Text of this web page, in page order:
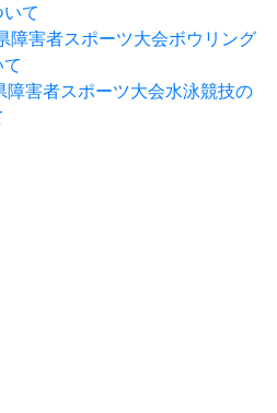
て
害者スポーツ大会ボウリング
害者スポーツ大会水泳競技の